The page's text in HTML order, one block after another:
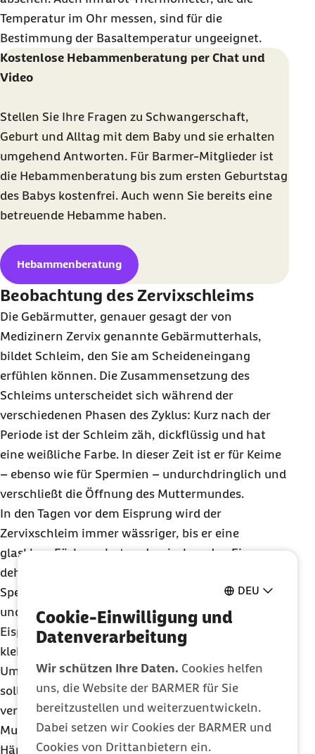
DEU
Cookie-Einwilligung und
Datenverarbeitung
Wir schützen Ihre Daten. Cookies helfen
uns, die Website der BARMER für Sie
bereitzustellen und weiterzuentwickeln.
Dabei setzen wir Cookies der BARMER und
Cookies von Drittanbietern ein.
Temperatur im Ohr messen, sind für die
Bestimmung der Basaltemperatur ungeeignet.
Kostenlose Hebammenberatung per Chat und
Video
Stellen Sie Ihre Fragen zu Schwangerschaft,
Geburt und Alltag mit dem Baby und sie erhalten
umgehend Antworten. Für Barmer-Mitglieder ist
die Hebammenberatung bis zum ersten Geburtstag
des Babys kostenfrei. Auch wenn Sie bereits eine
betreuende Hebamme haben.
Hebammenberatung
Beobachtung des Zervixschleims
Die Gebärmutter, genauer gesagt der von
Medizinern Zervix genannte Gebärmutterhals,
bildet Schleim, den Sie am Scheideneingang
erfühlen können. Die Zusammensetzung des
Schleims unterscheidet sich während der
verschiedenen Phasen des Zyklus: Kurz nach der
Periode ist der Schleim zäh, dickflüssig und hat
eine weißliche Farbe. In dieser Zeit ist er für Keime
– ebenso wie für Spermien – undurchdringlich und
verschließt die Öffnung des Muttermundes.
In den Tagen vor dem Eisprung wird der
Zervixschleim immer wässriger, bis er eine
glasklare Färbung hat und zwischen den Fingern
dehnbar ist. Dadurch wird der Weg für die
Spermien durch den Muttermund zur Gebärmutter
und den Eileitern leichter passierbar. Nach dem
Eisprung wird der Schleim wieder fester und
klebriger und in seiner Farbe milchig-trüb.
Um den Zervixschleim genau zu begutachten,
sollten Sie nicht den Schleim am Scheideneingang
verwenden, sondern Schleim direkt vom
Muttermund. Waschen Sie sich dazu gründlich die
Hände und entnehmen Sie den Schleim mit zwei